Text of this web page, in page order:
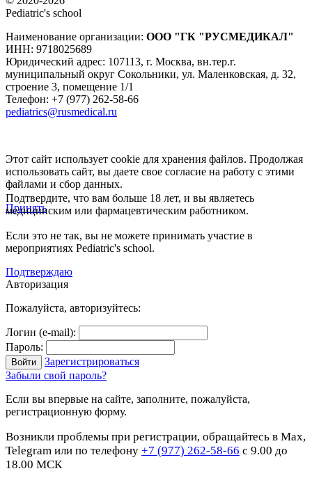
Pediatric's school
Наименование организации: ООО "ГК "РУСМЕДИКАЛ"
ИНН: 9718025689
Юридический адрес: 107113, г. Москва, вн.тер.г.
муниципальный округ Сокольники, ул. Маленковская, д. 32,
строение 3, помещение 1/1
Телефон: +7 (977) 262-58-66
pediatrics@rusmedical.ru
Этот сайт использует cookie для хранения файлов. Продолжая
использовать сайт, вы даете свое согласие на работу с этими
файлами и сбор данных.
Принять
Подтвердите, что вам больше 18 лет, и вы являетесь
медицинским или фармацевтическим работником.
Если это не так, вы не можете принимать участие в
мероприятиях Pediatric's school.
Подтверждаю
Авторизация
Пожалуйста, авторизуйтесь:
Логин (e-mail):
Пароль:
Зарегистрироваться
Забыли свой пароль?
Если вы впервые на сайте, заполните, пожалуйста,
регистрационную форму.
Возникли проблемы при регистрации, обращайтесь в Max,
Telegram или по телефону +7 (977) 262-58-66 с 9.00 до
18.00 МСК